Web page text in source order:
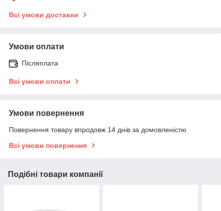
Всі умови доставки
Умови оплати
Післяплата
Всі умови оплати
Умови повернення
Повернення товару впродовж 14 днів за домовленістю
Всі умови повернення
Подібні товари компанії